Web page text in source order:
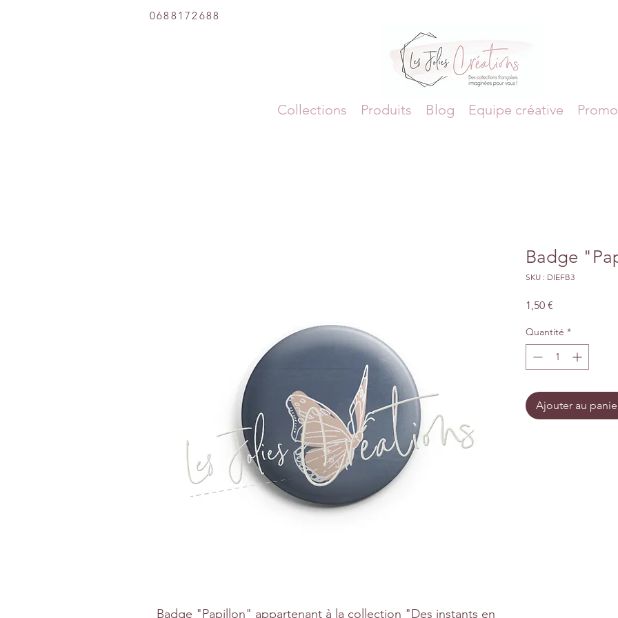
0688172688
Collections Produits Blog Equipe créative
Badge "Papillon" appartenant à la collection "Des instants en
Badge
SKU : DIEFB3
1,50 €
Quantité *
Ajouter au